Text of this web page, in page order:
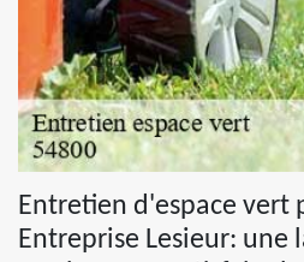
Entretien d'espace vert
Entreprise Lesieur: une